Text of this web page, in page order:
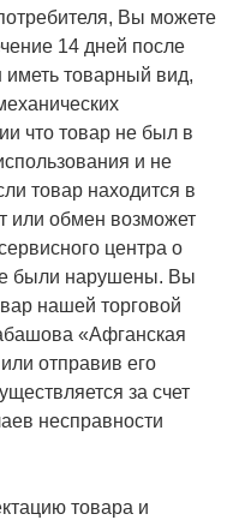
Вы можете
14 дней после
иметь товарный вид,
что товар не был в
и не
товар находится в
или обмен возможет
центра о
были нарушены. Вы
нашей торговой
«Афганская
отправив его
за счет
несправности
товара и